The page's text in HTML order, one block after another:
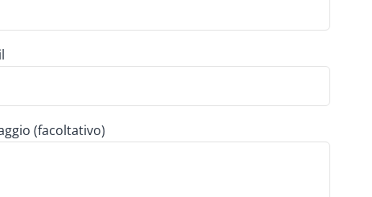
(facoltativo)